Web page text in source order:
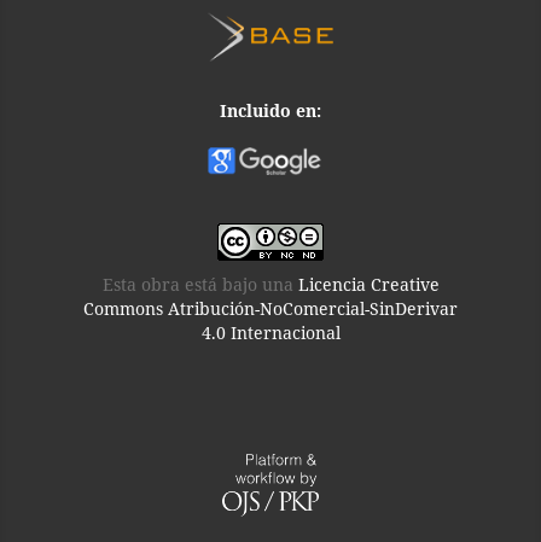
Incluido en:
Esta obra está bajo una Licencia Creative
Commons Atribución-NoComercial-SinDerivar
4.0 Internacional